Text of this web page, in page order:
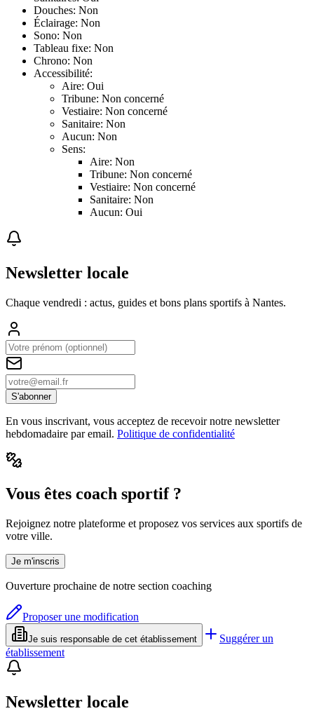
Douches: Non
Éclairage: Non
Sono: Non
Tableau fixe: Non
Chrono: Non
Accessibilité:
Aire: Oui
Tribune: Non concerné
Vestiaire: Non concerné
Sanitaire: Non
Aucun: Non
Sens:
Aire: Non
Tribune: Non concerné
Vestiaire: Non concerné
Sanitaire: Non
Aucun: Oui
Newsletter locale
Chaque vendredi : actus, guides et bons plans sportifs à Nantes.
S'abonner
En vous inscrivant, vous acceptez de recevoir notre newsletter
hebdomadaire par email. Politique de confidentialité
Vous êtes coach sportif ?
Rejoignez notre plateforme et proposez vos services aux sportifs de
votre ville.
Je m'inscris
Ouverture prochaine de notre section coaching
Proposer une modification
Je suis responsable de cet établissement
Suggérer un
établissement
Newsletter locale